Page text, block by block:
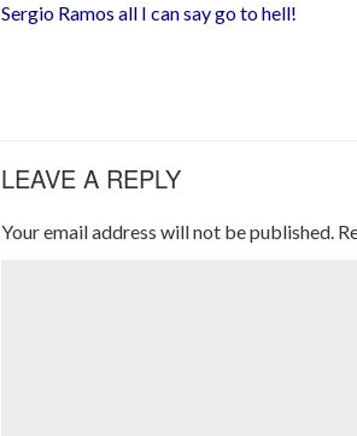
Sergio Ramos all I can say go to hell!
LEAVE A REPLY
Your email address will not be published.